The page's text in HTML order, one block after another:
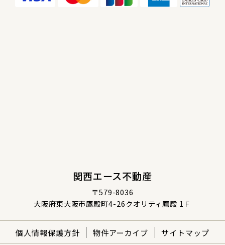
関西エース不動産
〒579-8036
大阪府東大阪市鷹殿町4-26クオリティ鷹殿 1Ｆ
個人情報保護方針 物件アーカイブ サイトマップ